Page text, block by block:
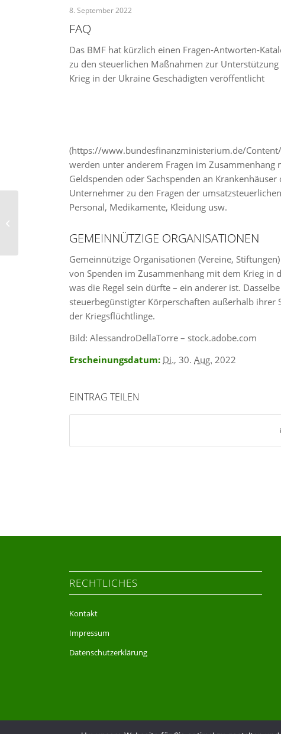
8. September 2022
FAQ
Das BMF hat kürzlich einen Fragen-Antworten-
zu den steuerlichen Maßnahmen zur
Krieg in der Ukraine Geschädigten veröffentlicht
(https://www.bundesfinanzministerium.de/
werden unter anderem Fragen im
Geldspenden oder Sachspenden an
Unternehmer zu den Fragen der
Personal, Medikamente, Kleidung usw.
GEMEINNÜTZIGE ORGANISATIONEN
Gemeinnützige Organisationen (Vereine,
von Spenden im Zusammenhang mit dem Krieg in
was die Regel sein dürfte – ein anderer ist.
steuerbegünstigter Körperschaften außerhalb ihrer
der Kriegsflüchtlinge.
Bild: AlessandroDellaTorre – stock.adobe.com
Erscheinungsdatum: Di., 30.Aug. 2022
EINTRAG TEILEN
RECHTLICHES
Kontakt
Impressum
Datenschutzerklärung